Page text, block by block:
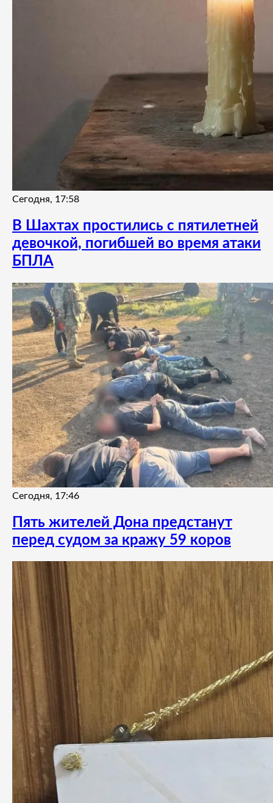
Сегодня, 17:58
В Шахтах простились с пятилетней
девочкой, погибшей во время атаки
БПЛА
Сегодня, 17:46
Пять жителей Дона предстанут
перед судом за кражу 59 коров